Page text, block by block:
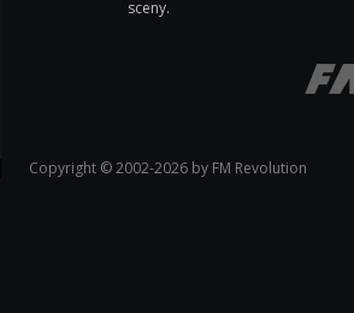
sceny.
Copyright © 2002-2026 by FM Revolution